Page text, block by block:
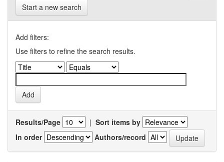
Start a new search
Add filters:
Use filters to refine the search results.
Results/Page | Sort items by
In order
Authors/record